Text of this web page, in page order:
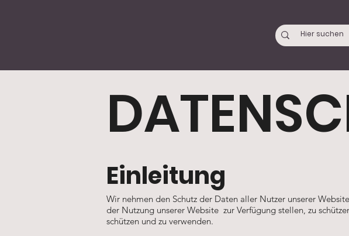
Einleitung
Wir nehmen den Schutz der Daten aller Nutzer unserer
der Nutzung unserer Website zur Verfügung stellen, zu
schützen und zu verwenden.